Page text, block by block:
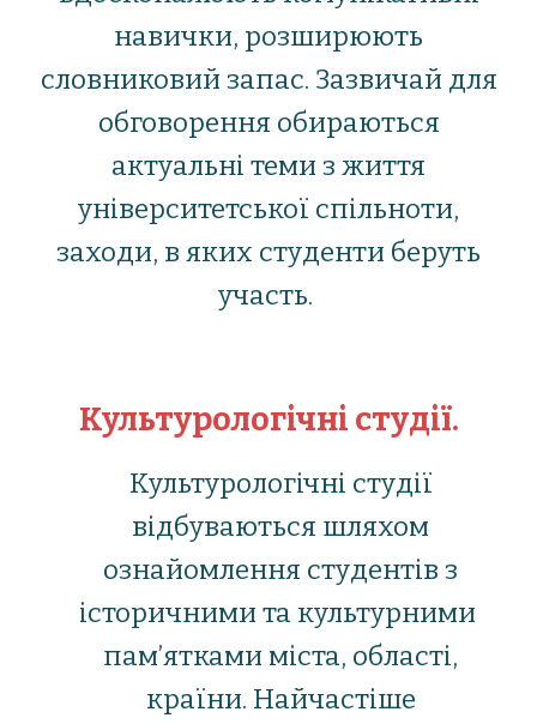
навички, розширюють
словниковий запас. Зазвичай для
обговорення обираються
актуальні теми з життя
університетської спільноти,
заходи, в яких студенти беруть
участь.
Культурологічні студії.
Культурологічні студії
відбуваються шляхом
ознайомлення студентів з
історичними та культурними
пам’ятками міста, області,
країни. Найчастіше